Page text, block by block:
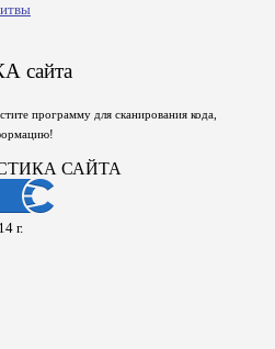
сайта
программу для сканирования кода,
САЙТА
г.